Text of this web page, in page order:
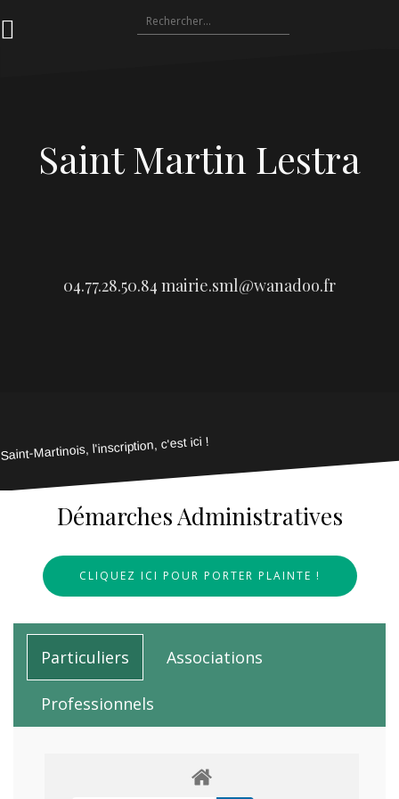
au
Rechercher :
Saint Martin Lestra
04.77.28.50.84 mairie.sml@wanadoo.fr
Saint-Martinois, l'inscription, c'est ici !
Démarches Administratives
CLIQUEZ ICI POUR PORTER PLAINTE !
Particuliers Associations
Professionnels